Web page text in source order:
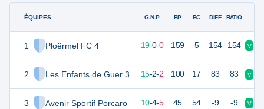
ÉQUIPES
1 Ploërmel FC 4
2 Les Enfants de Guer 3
3 Avenir Sportif Porcaro
G-N-P BP BC DIFF RATIO
19-0-0 159 5 154 154 V
47 19 15-2-2 100 17 83 83 V
34 19 10-4-5 45 54 -9 -9 V